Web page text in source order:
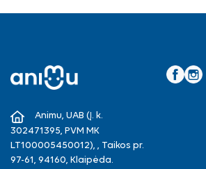
Animu, UAB (Į. k.
302471395, PVM MK
LT100005450012), , Taikos pr.
97-61, 94160, Klaipėda.